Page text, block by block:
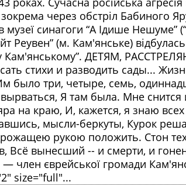
через обстріл Бабиного
синагоги “А Ідише Нешуме”
Реувен” (м. Кам'янське)
у Кам'янському”. ДЕТЯМ,
стихи и разводить сады...
было три, четыре, семь,
Я там была. Мне снится
на краю, И, кажется, я знаю
мысли-беркуты, Курок
рукою положить. Стон
Всё вынесший -- и смерти, и
член єврейської громади
size="full"...